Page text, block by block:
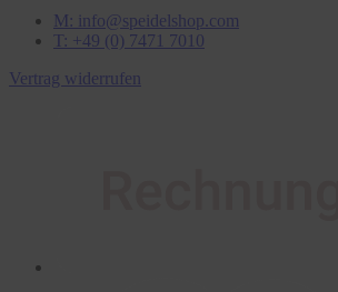
M: info@speidelshop.com
T: +49 (0) 7471 7010
Vertrag widerrufen